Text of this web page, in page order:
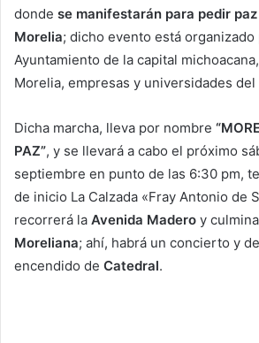
donde se manifestarán para pedir
Morelia; dicho evento está organizado
Ayuntamiento de la capital
Morelia, empresas y universidades
Dicha marcha, lleva por nombre
PAZ”, y se llevará a cabo el próximo
septiembre en punto de las 6:30 pm,
de inicio La Calzada «Fray Antonio de
recorrerá la Avenida Madero y
Moreliana; ahí, habrá un concierto y
encendido de Catedral.